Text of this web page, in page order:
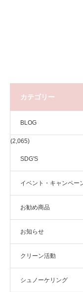
カテゴリー
BLOG
(2,065)
SDG'S
イベント・キャンペー
お勧め商品
お知らせ
クリーン活動
シュノーケリング